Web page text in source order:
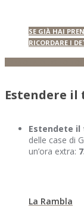
SE GIÀ HAI
RICORDARE I
Estendere il
Estendete il
delle case di
un’ora extra:
La Rambla